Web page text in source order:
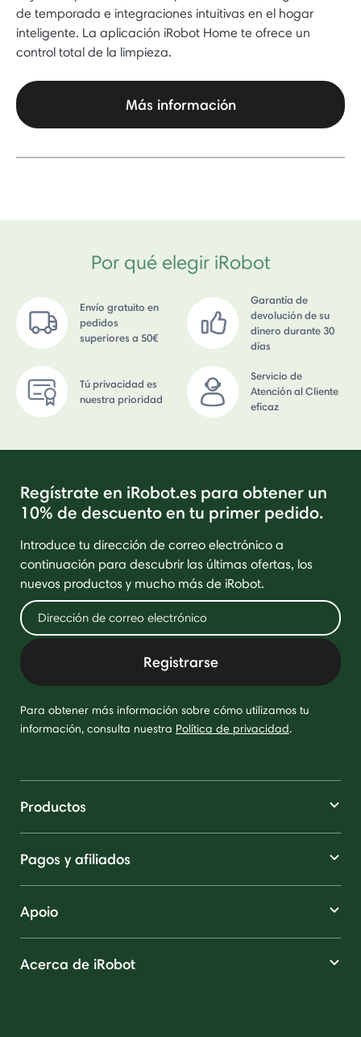
de temporada e integraciones intuitivas en el hogar
inteligente. La aplicación iRobot Home te ofrece un
control total de la limpieza.
Más información
Por qué elegir iRobot
Envío gratuito en
pedidos
superiores a 50€
Garantía de
devolución de su
dinero durante 30
días
Tú privacidad es
nuestra prioridad
Servicio de
Atención al Cliente
eficaz
Regístrate en iRobot.es para obtener un
10% de descuento en tu primer pedido.
Introduce tu dirección de correo electrónico a
continuación para descubrir las últimas ofertas, los
nuevos productos y mucho más de iRobot.
Registrarse
Para obtener más información sobre cómo utilizamos tu
información, consulta nuestra Política de privacidad.
Productos
Pagos y afiliados
Apoio
Acerca de iRobot